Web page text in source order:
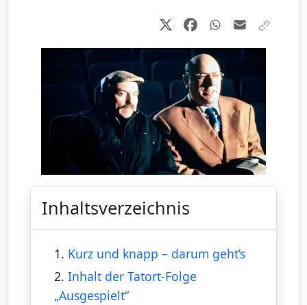
Inhaltsverzeichnis
1. Kurz und knapp – darum geht’s
2. Inhalt der Tatort-Folge
„Ausgespielt“